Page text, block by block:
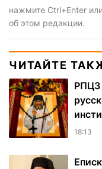
нажмите Ctrl+Enter
об этом редакции.
ЧИТАЙТЕ
РПЦЗ
18:13